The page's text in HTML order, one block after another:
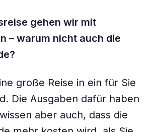
gehen wir mit
– warum nicht auch die
große Reise in ein für Sie
Die Ausgaben dafür haben
aber auch, dass die